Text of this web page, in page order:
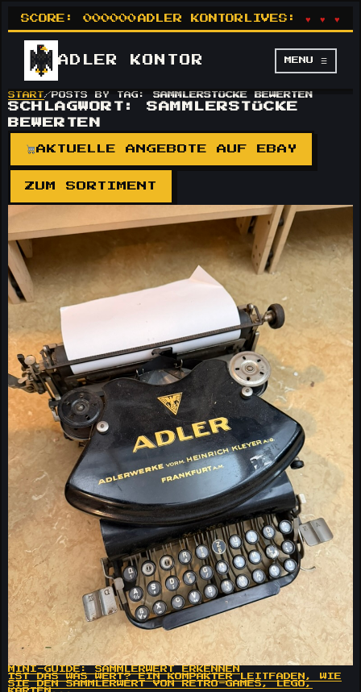
SCORE: 000000ADLER KONTOR LIVES: ♥ ♥ ♥
ADLER KONTOR MENU ☰
START/POSTS BY TAG: SAMMLERSTÜCKE BEWERTEN
SCHLAGWORT: SAMMLERSTÜCKE
BEWERTEN
AKTUELLE ANGEBOTE AUF EBAY
ZUM SORTIMENT
MINI-GUIDE: SAMMLERWERT ERKENNEN
IST DAS WAS WERT? EIN KOMPAKTER LEITFADEN, WIE
SIE DEN SAMMLERWERT VON RETRO-GAMES, LEGO,
KARTEN...